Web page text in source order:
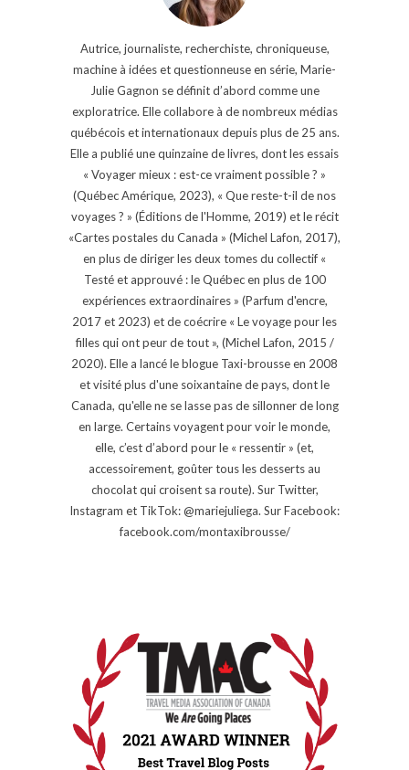
Autrice, journaliste, recherchiste, chroniqueuse,
machine à idées et questionneuse en série, Marie-
Julie Gagnon se définit d’abord comme une
exploratrice. Elle collabore à de nombreux médias
québécois et internationaux depuis plus de 25 ans.
Elle a publié une quinzaine de livres, dont les essais
« Voyager mieux : est-ce vraiment possible ? »
(Québec Amérique, 2023), « Que reste-t-il de nos
voyages ? » (Éditions de l'Homme, 2019) et le récit
«Cartes postales du Canada » (Michel Lafon, 2017),
en plus de diriger les deux tomes du collectif «
Testé et approuvé : le Québec en plus de 100
expériences extraordinaires » (Parfum d'encre,
2017 et 2023) et de coécrire « Le voyage pour les
filles qui ont peur de tout », (Michel Lafon, 2015 /
2020). Elle a lancé le blogue Taxi-brousse en 2008
et visité plus d'une soixantaine de pays, dont le
Canada, qu'elle ne se lasse pas de sillonner de long
en large. Certains voyagent pour voir le monde,
elle, c’est d’abord pour le « ressentir » (et,
accessoirement, goûter tous les desserts au
chocolat qui croisent sa route). Sur Twitter,
Instagram et TikTok: @mariejuliega. Sur Facebook:
facebook.com/montaxibrousse/